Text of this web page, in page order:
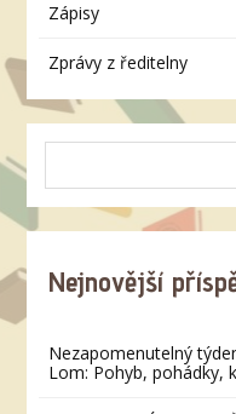
Zápisy
Zprávy z ředitelny
Nejnovější
Nezapomenutelný
Lom: Pohyb, pohádky,